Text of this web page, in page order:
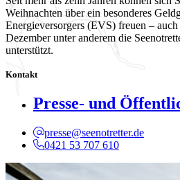
Weihnachten über ein besonderes
Energieversorgers (EVS) freuen –
Dezember unter anderem die
unterstützt.
Kontakt
Presse- und
presse@seenotretter.de
0421 53 707 610